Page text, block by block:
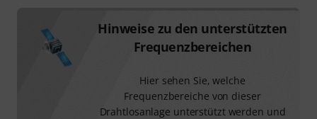
Hinweise zu den unterstützten
Frequenzbereichen
Hier sehen Sie, welche
Frequenzbereiche von dieser
Drahtlosanlage unterstützt werden und